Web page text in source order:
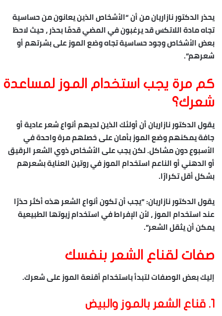
يحذر الدكتور نازاريان من أن “الأشخاص الذين يعانون من حساسية
تجاه مادة اللاتكس قد يرغبون في المضي قدمًا بحذر ، حيث لاحظ
بعض الأشخاص وجود حساسية تجاه وضع الموز على بشرتهم أو
شعرهم”.
كم مرة يجب استخدام الموز لمساعدة
شعرك؟
يقول الدكتور نازاريان أن أولئك الذين لديهم أنواع شعر عادية أو
جافة يمكنهم وضع الموز بأمان على خصلهم مرة واحدة في
الأسبوع دون مشاكل. لكن يجب على الأشخاص ذوي الشعر الرقيق
أو الدهني أو الناعم استخدام الموز في روتين العناية بشعرهم
بشكل أقل تكرارًا.
يقول الدكتور نازاريان: “يجب أن تكون أنواع الشعر هذه أكثر حذرًا
عند استخدام الموز ، لأن الإفراط في استخدام زيوتها الطبيعية
يمكن أن يثقل الشعر”.
صفات لقناع الشعر بنفسك
إليك بعض الوصفات لتبدأ باستخدام أقنعة الموز على شعرك.
1. قناع الشعر بالموز والبيض